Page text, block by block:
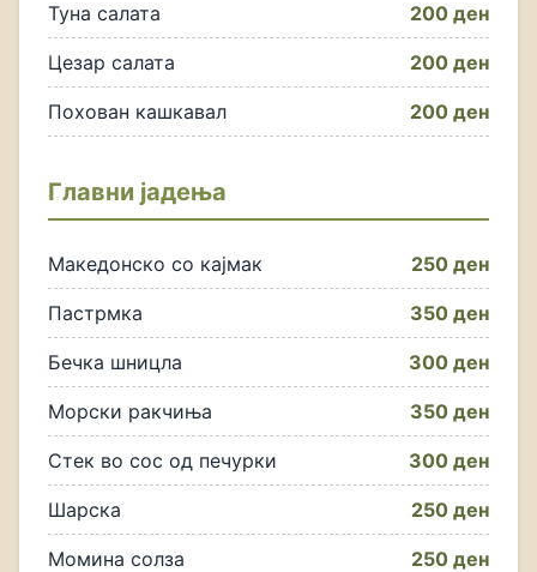
Туна салата 200 ден
Цезар салата 200 ден
Похован кашкавал 200 ден
Главни јадења
Македонско со кајмак 250 ден
Пастрмка 350 ден
Бечка шницла 300 ден
Морски ракчиња 350 ден
Стек во сос од печурки 300 ден
Шарска 250 ден
Момина солза 250 ден